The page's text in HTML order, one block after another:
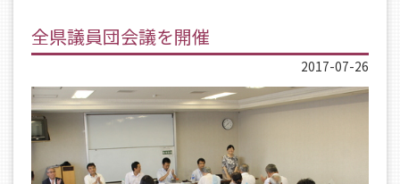
全県議員団会議を開催
2017-07-26